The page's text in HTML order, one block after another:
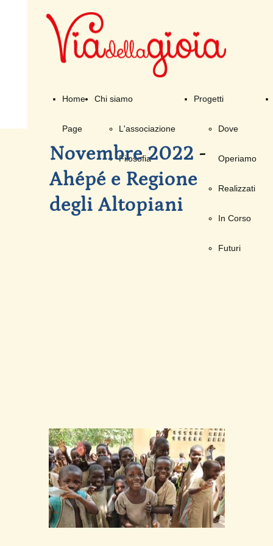
Home
Page
Chi siamo
L'associazione
Filosofia
Progetti
Dove
Operiamo
Realizzati
In Corso
Futuri
Novembre 2022 -
Ahépé e Regione
degli Altopiani